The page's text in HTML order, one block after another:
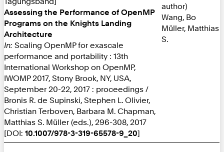
Assessing the Performance of OpenMP
Programs on the Knights Landing
Architecture
In: Scaling OpenMP for exascale
performance and portability : 13th
International Workshop on OpenMP,
IWOMP 2017, Stony Brook, NY, USA,
September 20-22, 2017 : proceedings /
Bronis R. de Supinski, Stephen L. Olivier,
Christian Terboven, Barbara M. Chapman,
Matthias S. Müller (eds.), 296-308, 2017
[DOI: 10.1007/978-3-319-65578-9_20]
author)
Wang, Bo
Müller, Matthias
S.